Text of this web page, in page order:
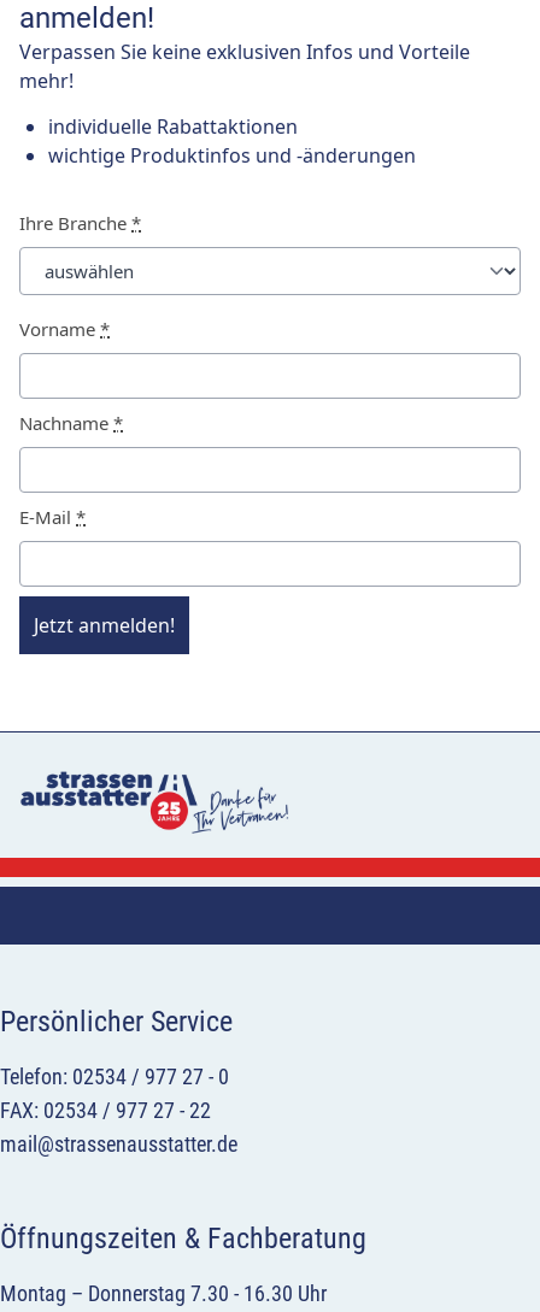
anmelden!
Verpassen Sie keine exklusiven Infos und Vorteile
mehr!
individuelle Rabattaktionen
wichtige Produktinfos und -änderungen
Ihre Branche *
Vorname *
Nachname *
E-Mail *
Jetzt anmelden!
Persönlicher Service
Telefon: 02534 / 977 27 - 0
FAX: 02534 / 977 27 - 22
mail@strassenausstatter.de
Öffnungszeiten & Fachberatung
Montag – Donnerstag 7.30 - 16.30 Uhr